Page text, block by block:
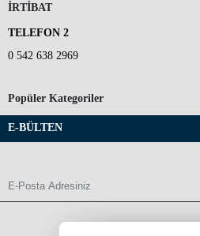
İRTİBAT
TELEFON 2
0 542 638 2969
Popüler Kategoriler
E-BÜLTEN